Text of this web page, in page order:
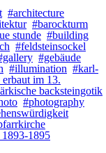
#architecture
#barockturm
stunde #building
#feldsteinsockel
#gebäude
#illumination #karl-
im 13.
backsteingotik
#photography
1895